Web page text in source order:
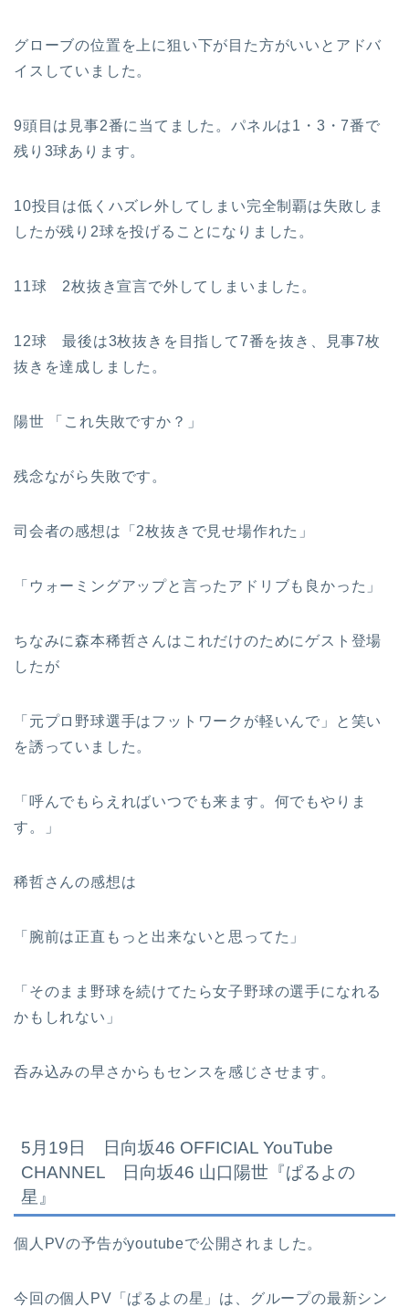
グローブの位置を上に狙い下が目た方がいいとアドバ
イスしていました。
9頭目は見事2番に当てました。パネルは1・3・7番で
残り3球あります。
10投目は低くハズレ外してしまい完全制覇は失敗しま
したが残り2球を投げることになりました。
11球 2枚抜き宣言で外してしまいました。
12球 最後は3枚抜きを目指して7番を抜き、見事7枚
抜きを達成しました。
陽世 「これ失敗ですか？」
残念ながら失敗です。
司会者の感想は「2枚抜きで見せ場作れた」
「ウォーミングアップと言ったアドリブも良かった」
ちなみに森本稀哲さんはこれだけのためにゲスト登場
したが
「元プロ野球選手はフットワークが軽いんで」と笑い
を誘っていました。
「呼んでもらえればいつでも来ます。何でもやりま
す。」
稀哲さんの感想は
「腕前は正直もっと出来ないと思ってた」
「そのまま野球を続けてたら女子野球の選手になれる
かもしれない」
呑み込みの早さからもセンスを感じさせます。
5月19日 日向坂46 OFFICIAL YouTube
CHANNEL 日向坂46 山口陽世『ぱるよの
星』
個人PVの予告がyoutubeで公開されました。
今回の個人PV「ぱるよの星」は、グループの最新シン